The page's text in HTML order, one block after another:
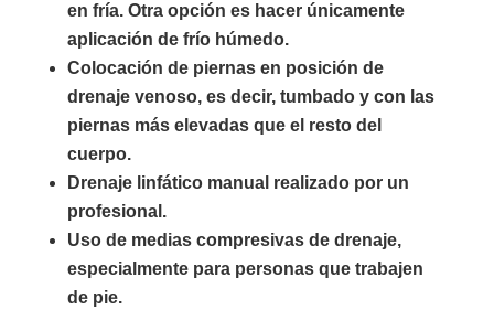
en fría. Otra opción es hacer únicamente
aplicación de frío húmedo.
Colocación de piernas en posición de
drenaje venoso, es decir, tumbado y con las
piernas más elevadas que el resto del
cuerpo.
Drenaje linfático manual realizado por un
profesional.
Uso de medias compresivas de drenaje,
especialmente para personas que trabajen
de pie.